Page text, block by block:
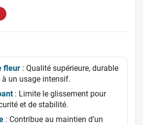
fleur : Qualité supérieure, durable
à un usage intensif.
: Limite le glissement pour
et de stabilité.
: Contribue au maintien d’un